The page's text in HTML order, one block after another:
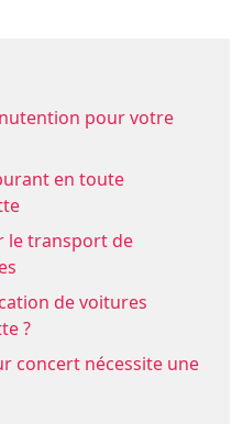
pour votre
en toute
le transport de
de voitures
?
concert nécessite une